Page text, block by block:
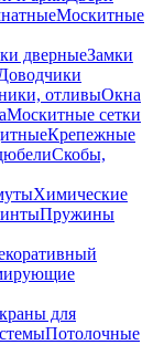
Москитные
дверныеЗамки
отливыОкна
Москитные сетки
Крепежные
Скобы,
Химические
Пружины
для
Потолочные